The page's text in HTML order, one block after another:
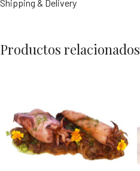
Shipping & Delivery
Productos relacionados